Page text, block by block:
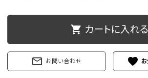
shopping_cart カートに入れる
mail_outline お問い合わせ favorite